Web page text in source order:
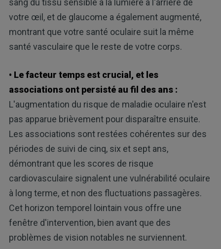
votre œil, et de glaucome a également augmenté,
montrant que votre santé oculaire suit la même
santé vasculaire que le reste de votre corps.
• Le facteur temps est crucial, et les
associations ont persisté au fil des ans :
L'augmentation du risque de maladie oculaire n'est
pas apparue brièvement pour disparaître ensuite.
Les associations sont restées cohérentes sur des
périodes de suivi de cinq, six et sept ans,
démontrant que les scores de risque
cardiovasculaire signalent une vulnérabilité oculaire
à long terme, et non des fluctuations passagères.
Cet horizon temporel lointain vous offre une
fenêtre d'intervention, bien avant que des
problèmes de vision notables ne surviennent.